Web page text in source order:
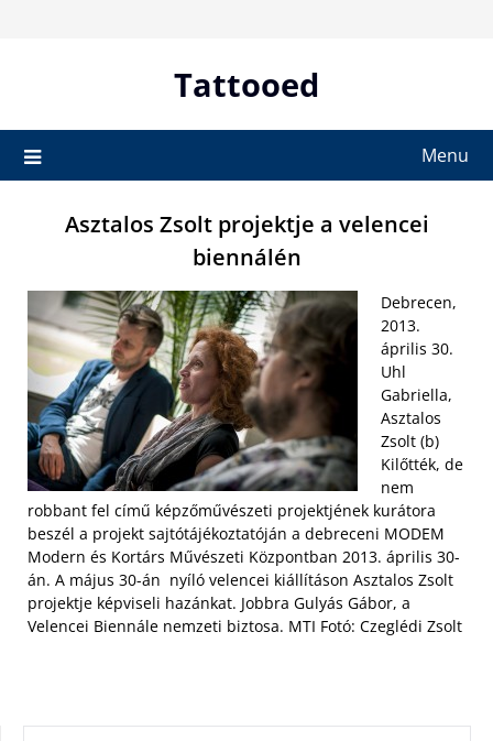
Tattooed
Menu
Asztalos Zsolt projektje a velencei
biennálén
Debrecen,
2013.
április 30.
Uhl
Gabriella,
Asztalos
Zsolt (b)
Kilőtték, de
nem
robbant fel című képzőművészeti projektjének kurátora
beszél a projekt sajtótájékoztatóján a debreceni MODEM
Modern és Kortárs Művészeti Központban 2013. április 30-
án. A május 30-án nyíló velencei kiállításon Asztalos Zsolt
projektje képviseli hazánkat. Jobbra Gulyás Gábor, a
Velencei Biennále nemzeti biztosa. MTI Fotó: Czeglédi Zsolt